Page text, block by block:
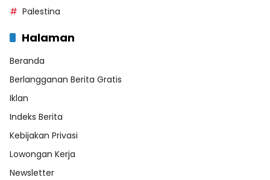
Palestina
Halaman
Beranda
Berlangganan Berita Gratis
Iklan
Indeks Berita
Kebijakan Privasi
Lowongan Kerja
Newsletter